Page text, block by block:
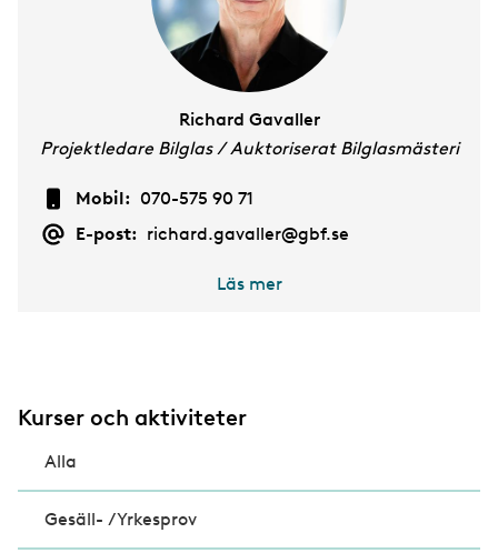
Richard Gavaller
Projektledare Bilglas / Auktoriserat Bilglasmästeri
Mobil: 070-575 90 71
E-post: richard.gavaller@gbf.se
Läs mer
Kurser och aktiviteter
Alla
Gesäll- /Yrkesprov